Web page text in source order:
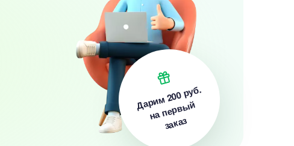
Дарим200 руб.
на первый
заказ